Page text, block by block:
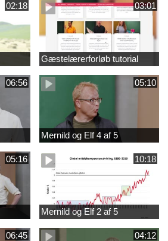
02:18 03:01
Gæstelærerforløb tutorial
06:56 05:10
Mernild og Elf 4 af 5
05:16 10:18
Mernild og Elf 2 af 5
06:45 04:12